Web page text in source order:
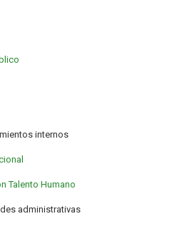
internos
Talento Humano
administrativas